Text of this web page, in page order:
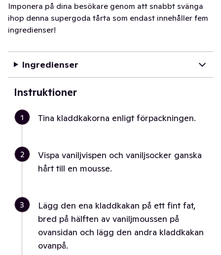
Imponera på dina besökare genom att snabbt svänga
ihop denna supergoda tårta som endast innehåller fem
ingredienser!
Ingredienser
Instruktioner
1 Tina kladdkakorna enligt förpackningen.
2
Vispa vaniljvispen och vaniljsocker ganska
hårt till en mousse.
3
Lägg den ena kladdkakan på ett fint fat,
bred på hälften av vaniljmoussen på
ovansidan och lägg den andra kladdkakan
ovanpå.